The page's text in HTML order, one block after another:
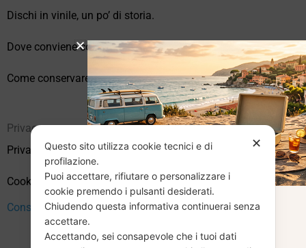
Dischi in vinile, un po’ di storia.
Dove conviene comprare vinili online?
Come conservare correttamente i vinili usati
Privacy
Privacy Policy
Cookie Policy (UE)
Consenso
✕
Questo sito utilizza cookie tecnici e di
profilazione.
Puoi accettare, rifiutare o personalizzare i
cookie premendo i pulsanti desiderati.
Chiudendo questa informativa continuerai senza
accettare.
Accettando, sei consapevole che i tuoi dati
CHIUSURA